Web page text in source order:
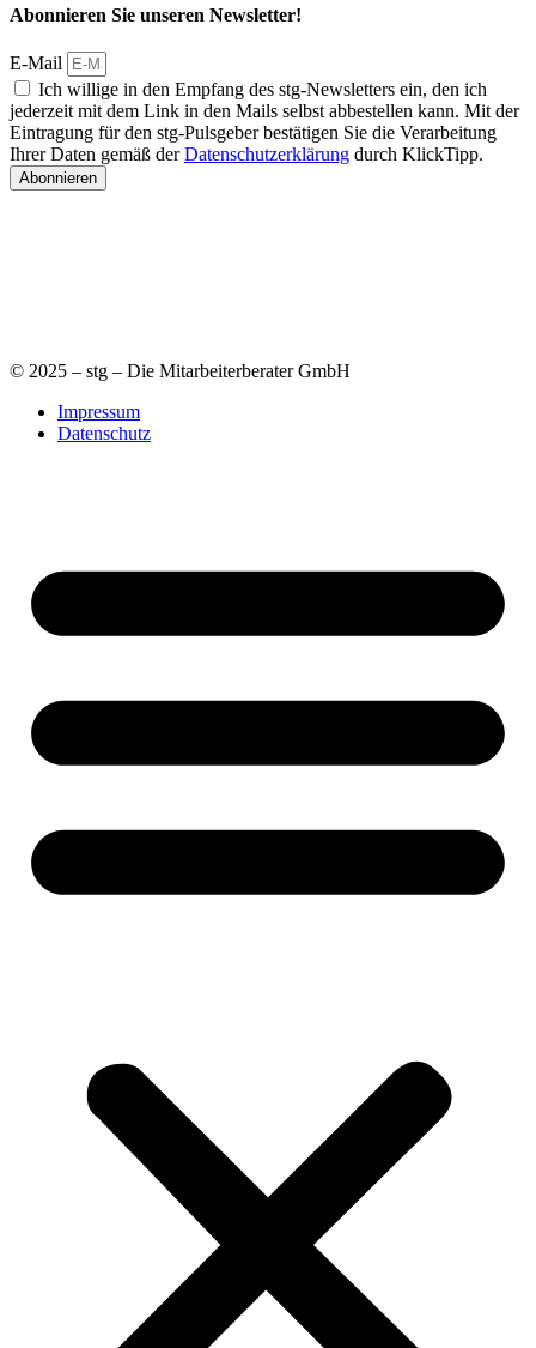
Abonnieren Sie unseren Newsletter!
E-Mail
Ich willige in den Empfang des stg-Newsletters ein, den ich
jederzeit mit dem Link in den Mails selbst abbestellen kann. Mit der
Eintragung für den stg-Pulsgeber bestätigen Sie die Verarbeitung
Ihrer Daten gemäß derDatenschutzerklärung durch KlickTipp.
Abonnieren
© 2025 – stg – Die Mitarbeiterberater GmbH
Impressum
Datenschutz